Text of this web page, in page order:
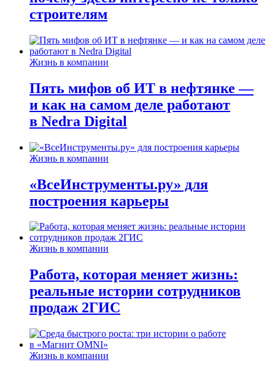
строителям
Жизнь в компании
Пять мифов об ИТ в нефтянке —
и как на самом деле работают
в Nedra Digital
Жизнь в компании
«ВсеИнструменты.ру» для
построения карьеры
Жизнь в компании
Работа, которая меняет жизнь:
реальные истории сотрудников
продаж 2ГИС
Жизнь в компании